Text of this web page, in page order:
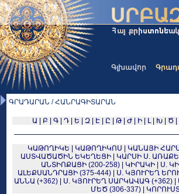
Գլխավոր
ԳՐԱԴԱՐԱՆ / ՀԱՆՐԱԳԻՏԱՐԱՆ
Ա Բ Գ Դ Ե Զ Է Ը Թ Ժ Ի Լ| Խ Ծ
ԿԱԹՈՂԻԿԵ ԿԱԹՈՂԻԿՈՍ ԿԱՆԱՅԻ
ԱՍՏՎԱԾԱԾԻՆ ԵԿԵՂԵՑԻ
ԿԱՐՍԻ Ս.
ԱՆՏԻՈՔԱՑԻ (200-258)| ԿԻՐԱԿԻ|
Ս.
ԱԼԵՔՍԱՆԴՐԱՑԻ (375-444)| Ս. ԿՅՈՒՐԵՂ
ԱՆՆԱ (+362)| Ս. ԿՅՈՒՐԵՂ ՍԱՐԿԱՎԱԳ (+362)|
ՄԵԾ (306-337)